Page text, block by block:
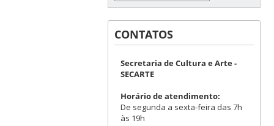
CONTATOS
Secretaria de Cultura e Arte -
SECARTE
Horário de atendimento:
De segunda a sexta-feira das 7h
às 19h